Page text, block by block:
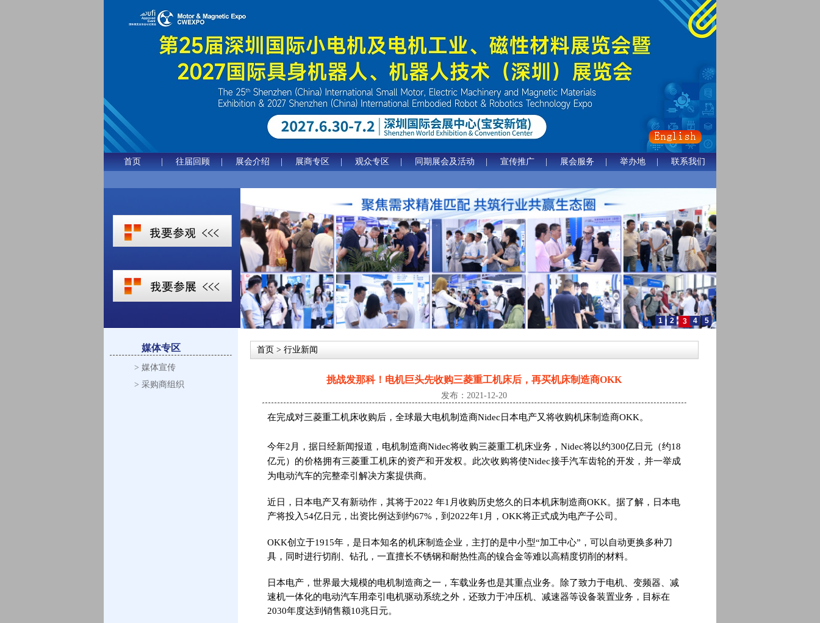
首页 往届回顾 展会介绍 展商专区 观众专区 同期展会及活动 宣传推广 展会服务 举办地 联系我们
1 2 3 4 5
媒体专区
> 媒体宣传
> 采购商组织
首页 > 行业新闻
挑战发那科！电机巨头先收购三菱重工机床后，再买机床制造商OKK
发布：2021-12-20
在完成对三菱重工机床收购后，全球最大电机制造商Nidec日本电产又将收购机床制造商OKK。
今年2月，据日经新闻报道，电机制造商Nidec将收购三菱重工机床业务，Nidec将以约300亿日元（约18
亿元）的价格拥有三菱重工机床的资产和开发权。此次收购将使Nidec接手汽车齿轮的开发，并一举成
为电动汽车的完整牵引解决方案提供商。
近日，日本电产又有新动作，其将于2022 年1月收购历史悠久的日本机床制造商OKK。据了解，日本电
产将投入54亿日元，出资比例达到约67%，到2022年1月，OKK将正式成为电产子公司。
OKK创立于1915年，是日本知名的机床制造企业，主打的是中小型“加工中心”，可以自动更换多种刀
具，同时进行切削、钻孔，一直擅长不锈钢和耐热性高的镍合金等难以高精度切削的材料。
日本电产，世界最大规模的电机制造商之一，车载业务也是其重点业务。除了致力于电机、变频器、减
速机一体化的电动汽车用牵引电机驱动系统之外，还致力于冲压机、减速器等设备装置业务，目标在
2030年度达到销售额10兆日元。